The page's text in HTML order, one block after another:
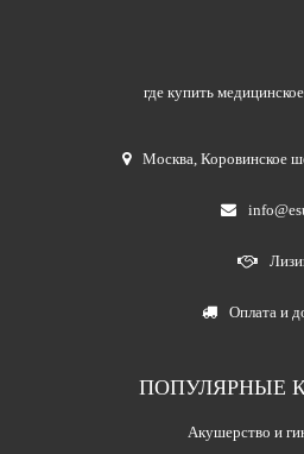
где купить
Москва,Коровинское
Оплата и
ПОПУЛЯРНЫЕ
Акушерство и